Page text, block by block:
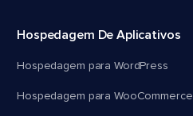
Hospedagem De Aplicativos
Hospedagem para WordPress
Hospedagem para WooCommerce